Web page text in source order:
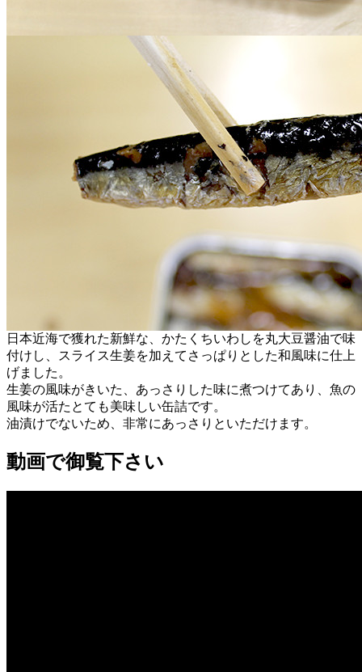
日本近海で獲れた新鮮な、かたくちいわしを丸大豆醤油で味
付けし、スライス生姜を加えてさっぱりとした和風味に仕上
げました。
生姜の風味がきいた、あっさりした味に煮つけてあり、魚の
風味が活たとても美味しい缶詰です。
油漬けでないため、非常にあっさりといただけます。
動画で御覧下さい